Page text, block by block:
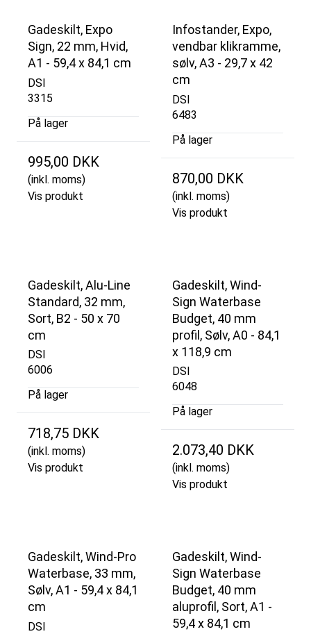
Gadeskilt, Expo
Sign, 22 mm, Hvid,
A1 - 59,4 x 84,1 cm
DSI
3315
På lager
995,00 DKK
(inkl. moms)
Vis produkt
Infostander, Expo,
vendbar klikramme,
sølv, A3 - 29,7 x 42
cm
DSI
6483
På lager
870,00 DKK
(inkl. moms)
Vis produkt
Gadeskilt, Alu-Line
Standard, 32 mm,
Sort, B2 - 50 x 70
cm
DSI
6006
På lager
718,75 DKK
(inkl. moms)
Vis produkt
Gadeskilt, Wind-
Sign Waterbase
Budget, 40 mm
profil, Sølv, A0 - 84,1
x 118,9 cm
DSI
6048
På lager
2.073,40 DKK
(inkl. moms)
Vis produkt
Gadeskilt, Wind-Pro
Waterbase, 33 mm,
Sølv, A1 - 59,4 x 84,1
cm
DSI
Gadeskilt, Wind-
Sign Waterbase
Budget, 40 mm
aluprofil, Sort, A1 -
59,4 x 84,1 cm